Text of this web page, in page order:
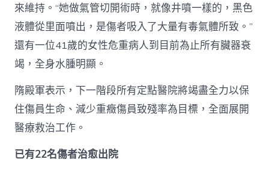
來維持。“她做氣管切開術時，就像井噴一樣的，黑色
液體從里面噴出，是傷者吸入了大量有毒氣體所致。”
還有一位41歲的女性危重病人到目前為止所有臟器衰
竭，全身水腫明顯。
隋殿軍表示，下一階段所有定點醫院將竭盡全力以保
住傷員生命、減少重癥傷員致殘率為目標，全面展開
醫療救治工作。
已有22名傷者治愈出院